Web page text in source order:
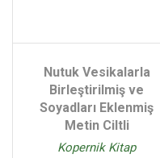
Nutuk Vesikalarla
Birleştirilmiş ve
Soyadları Eklenmiş
Metin Ciltli
Kopernik Kitap